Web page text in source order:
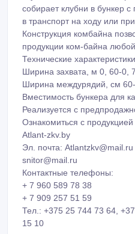
собирает клубни в бункер
в транспорт на ходу или
Конструкция комбайна
продукции ком-байна
Технические характеристики
Ширина захвата, м 0, 60-0,
Ширина междурядий, см
Вместимость бункера для
Реализуется с
Ознакомиться с
Atlant-zkv.by
Эл. почта: Atlantzkv@mail.ru
snitor@mail.ru
Контактные телефоны:
+ 7 960 589 78 38
+ 7 909 257 51 59
Тел.: +375 25 744 73 64,
15 10